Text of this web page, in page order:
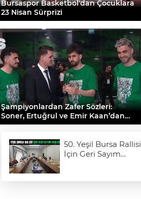
Bursaspor Basketbol'dan Çocuklara
23 Nisan Sürprizi
Şampiyonlardan Zafer Sözleri:
Soner, Ertuğrul ve Emir Kaan’dan
Şampiyonluk İtirafı!
50. Yeşil Bursa Rallisi
İçin Geri Sayım